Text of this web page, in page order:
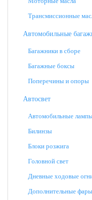
Трансмиссионные
Автомобильные
Багажники в сборе
Багажные боксы
Поперечины и опоры
Автосвет
Автомобильные
Билинзы
Блоки розжига
Головной свет
Дневные ходовые
Дополнительные фары